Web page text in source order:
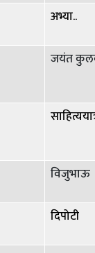
अभ्या..
जयंत
विजुभाऊ
दिपोटी